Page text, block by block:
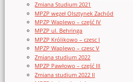
Zmiana Studium 2021
MPZP węzeł Olsztynek Zachód
MPZP Waplewo – część IV
MPZP ul. Behringa
MPZP Królikowo – czesc I
MPZP Waplewo – czesc V
Zmiana studium 2022
MPZP Pawłowo – część III
Zmiana studium 2022 II